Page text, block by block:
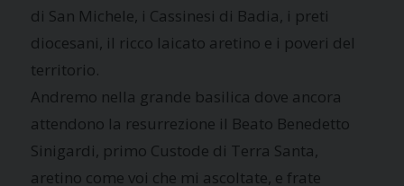
di San Michele, i Cassinesi di Badia, i preti
diocesani, il ricco laicato aretino e i poveri del
territorio.
Andremo nella grande basilica dove ancora
attendono la resurrezione il Beato Benedetto
Sinigardi, primo Custode di Terra Santa,
aretino come voi che mi ascoltate, e frate